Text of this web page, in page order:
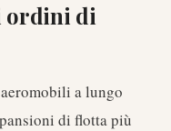
ordini di
a lungo
di flotta più